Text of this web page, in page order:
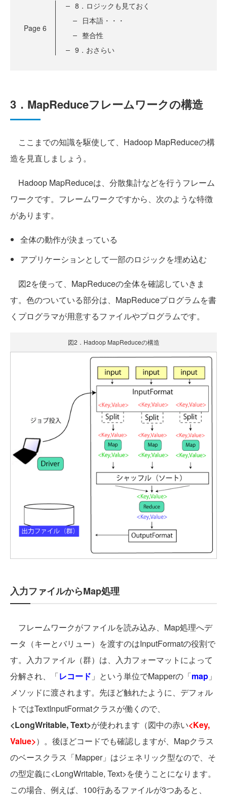
Page 6
8．ロジックも見ておく
日本語・・・
整合性
9．おさらい
3．MapReduceフレームワークの構造
ここまでの知識を駆使して、Hadoop MapReduceの構
造を見直しましょう。
Hadoop MapReduceは、分散集計などを行うフレーム
ワークです。フレームワークですから、次のような特徴
があります。
全体の動作が決まっている
アプリケーションとして一部のロジックを埋め込む
図2を使って、MapReduceの全体を確認していきま
す。色のついている部分は、MapReduceプログラムを書
くプログラマが用意するファイルやプログラムです。
図2．Hadoop MapReduceの構造
入力ファイルからMap処理
フレームワークがファイルを読み込み、Map処理へデ
ータ（キーとバリュー）を渡すのはInputFormatの役割で
す。入力ファイル（群）は、入力フォーマットによって
分解され、「レコード 」という単位でMapperの「map 」
メソッドに渡されます。先ほど触れたように、デフォル
トではTextInputFormatクラスが働くので、
<LongWritable, Text>が使われます（図中の赤い<Key,
Value>）。後ほどコードでも確認しますが、Mapクラス
のベースクラス「Mapper」はジェネリック型なので、そ
の型定義に<LongWritable, Text>を使うことになります。
この場合、例えば、100行あるファイルが3つあると、